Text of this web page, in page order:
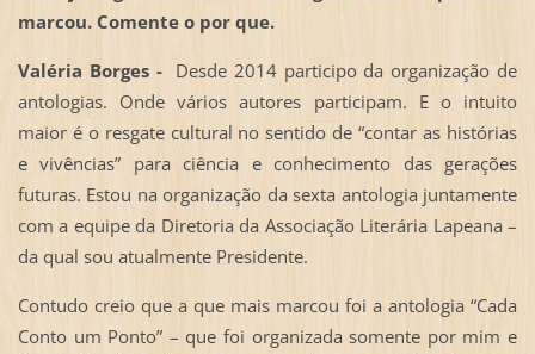
marcou. Comente o por que.
Valéria Borges -Desde 2014 participo da organização de
antologias. Onde vários autores participam. E o intuito
maior é o resgate cultural no sentido de “contar as histórias
e vivências” para ciência e conhecimento das gerações
futuras. Estou na organização da sexta antologia juntamente
com a equipe da Diretoria da Associação Literária Lapeana –
da qual sou atualmente Presidente.
Contudo creio que a que mais marcou foi a antologia “Cada
Conto um Ponto” – que foi organizada somente por mim e